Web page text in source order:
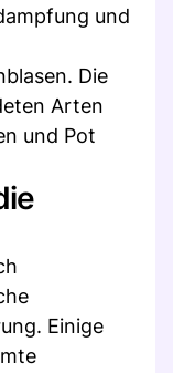
und
Die
Arten
und Pot
Einige